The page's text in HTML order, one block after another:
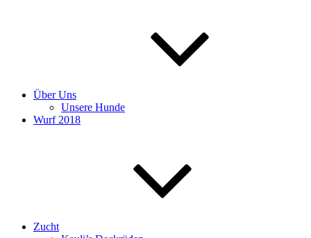
Über Uns
Unsere Hunde
Wurf 2018
Zucht